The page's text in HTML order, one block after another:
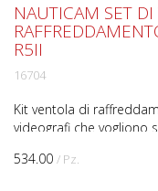
534.00 / Pz.
NAUTICAM SET
R5II
16704
Kit ventola di
videografi che vogliono
sviluppato il